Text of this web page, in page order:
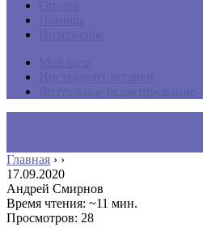
Главная › ›
17.09.2020
Андрей Смирнов
Время чтения: ~11 мин.
Просмотров: 28